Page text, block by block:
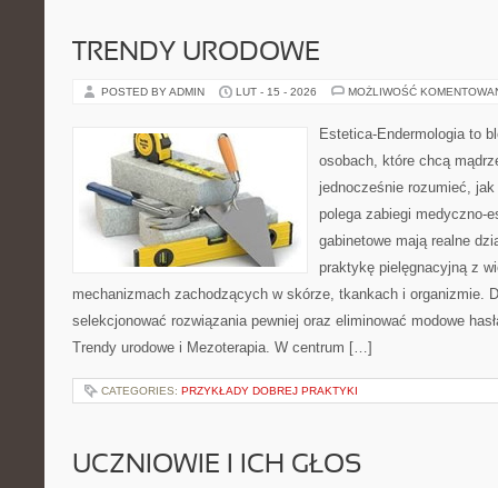
TRENDY URODOWE
POSTED BY ADMIN LUT - 15 - 2026 MOŻLIWOŚĆ
Estetica-Endermologia to
osobach, które chcą
jednocześnie rozumieć,
polega zabiegi medyczno-
gabinetowe mają realne
praktykę pielęgnacyjną z
mechanizmach zachodzących w skórze, tkankach i organizmie.
selekcjonować rozwiązania pewniej oraz eliminować modowe
Trendy urodowe i Mezoterapia. W centrum […]
CATEGORIES: PRZYKŁADY DOBREJ PRAKTYKI
UCZNIOWIE I ICH GŁOS